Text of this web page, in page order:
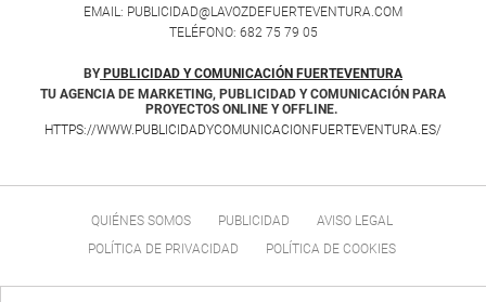
EMAIL: PUBLICIDAD@LAVOZDEFUERTEVENTURA.COM
TELÉFONO: 682 75 79 05
BY PUBLICIDAD Y COMUNICACIÓN FUERTEVENTURA
TU AGENCIA DE MARKETING, PUBLICIDAD Y COMUNICACIÓN PARA
PROYECTOS ONLINE Y OFFLINE.
HTTPS://WWW.PUBLICIDADYCOMUNICACIONFUERTEVENTURA.ES/
QUIÉNES SOMOS PUBLICIDAD
AVISO LEGAL
POLÍTICA DE PRIVACIDAD
POLÍTICA DE COOKIES